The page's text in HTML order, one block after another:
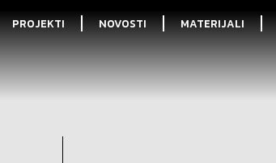
PROJEKTI NOVOSTI MATERIJALI